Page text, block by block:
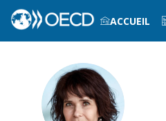
ACCUEIL
SL